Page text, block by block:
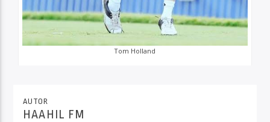
Tom Holland
AUTOR
HAAHIL FM